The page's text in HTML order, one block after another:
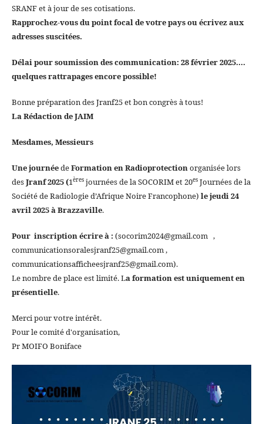
SRANF et à jour de ses cotisations.
Rapprochez-vous du point focal de votre pays ou écrivez aux
adresses suscitées.
Délai pour soumission des communication: 28 février 2025....
quelques rattrapages encore possible!
Bonne préparation des Jranf25 et bon congrès à tous!
La Rédaction de JAIM
Mesdames, Messieurs
Une journéedeFormation en Radioprotectionorganisée lors
desJranf 2025 (1èresjournées de la SOCORIM et 20esJournées de la
Société de Radiologie d’Afrique Noire Francophone) le jeudi 24
avril 2025 à Brazzaville.
Pour inscription écrire à : (socorim2024@gmail.com ,
communicationsoralesjranf25@gmail.com ,
communicationsafficheesjranf25@gmail.com).
Le nombre de place est limité. La formation est uniquement en
présentielle.
Merci pour votre intérêt.
Pour le comité d'organisation,
Pr MOIFO Boniface